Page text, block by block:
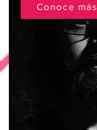
Conoce más